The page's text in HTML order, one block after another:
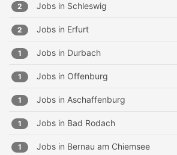
2 Jobs in Schleswig
2 Jobs in Erfurt
1 Jobs in Durbach
1 Jobs in Offenburg
1 Jobs in Aschaffenburg
1 Jobs in Bad Rodach
1 Jobs in Bernau am Chiemsee